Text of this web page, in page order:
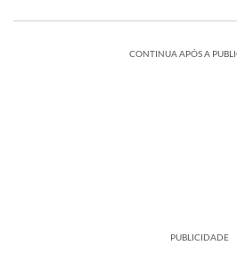
CONTINUA APÓS A
PUBLICIDADE